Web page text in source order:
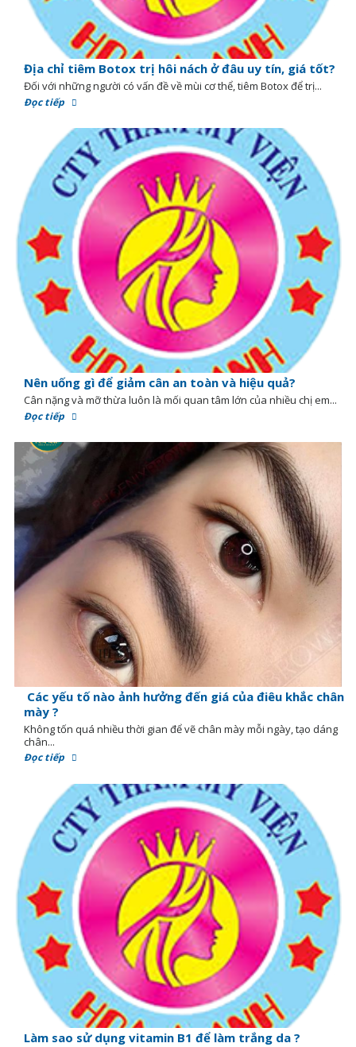
Địa chỉ tiêm Botox trị hôi nách ở đâu uy tín, giá tốt?
Đối với những người có vấn đề về mùi cơ thể, tiêm Botox để trị...
Đọc tiếp
Nên uống gì để giảm cân an toàn và hiệu quả?
Cân nặng và mỡ thừa luôn là mối quan tâm lớn của nhiều chị em...
Đọc tiếp
Các yếu tố nào ảnh hưởng đến giá của điêu khắc chân
mày ?
Không tốn quá nhiều thời gian để vẽ chân mày mỗi ngày, tạo dáng
chân...
Đọc tiếp
Làm sao sử dụng vitamin B1 để làm trắng da ?